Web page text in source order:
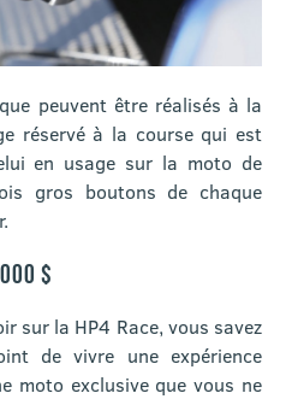
peuvent être réalisés à la
réservé à la course qui est
en usage sur la moto de
gros boutons de chaque
000 $
sur la HP4 Race, vous savez
de vivre une expérience
moto exclusive que vous ne